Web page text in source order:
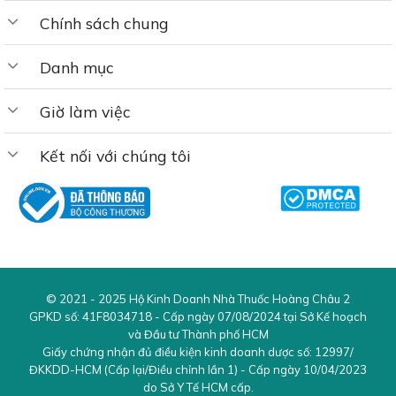
họng.
niêm mạc họng khỏi các tác nhân gây hại.
họng và cải thiện triệu chứng khàn giọng.
Chiết xuất mật ong
giảm ho và cung cấp độ ẩm cho cổ họng,
giúp giảm đau rát.
Chiết xuất chanh:
Chính sách chung
Danh mục
Giờ làm việc
Kết nối với chúng tôi
© 2021 - 2025 Hộ Kinh Doanh Nhà Thuốc Hoàng Châu 2
GPKD số: 41F8034718 - Cấp ngày 07/08/2024 tại Sở Kế hoạch
và Đầu tư Thành phố HCM
Giấy chứng nhận đủ điều kiện kinh doanh dược số: 12997/
ĐKKDD-HCM (Cấp lại/Điều chỉnh lần 1) - Cấp ngày 10/04/2023
do Sở Y Tế HCM cấp.